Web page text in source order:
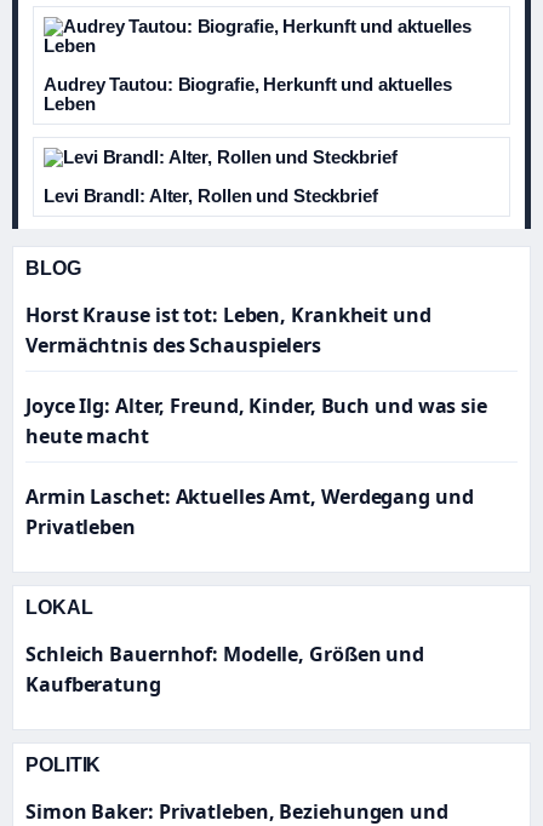
Audrey Tautou: Biografie, Herkunft und aktuelles
Leben
Levi Brandl: Alter, Rollen und Steckbrief
BLOG
Horst Krause ist tot: Leben, Krankheit und
Vermächtnis des Schauspielers
Joyce Ilg: Alter, Freund, Kinder, Buch und was sie
heute macht
Armin Laschet: Aktuelles Amt, Werdegang und
Privatleben
LOKAL
Schleich Bauernhof: Modelle, Größen und
Kaufberatung
POLITIK
Simon Baker: Privatleben, Beziehungen und